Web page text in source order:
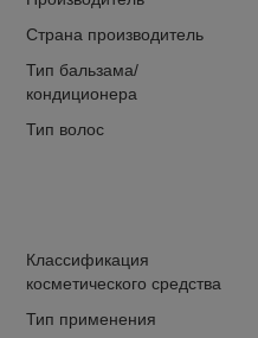
Страна производитель
Тип бальзама/
кондиционера
Тип волос
Классификация
косметического средства
Тип применения